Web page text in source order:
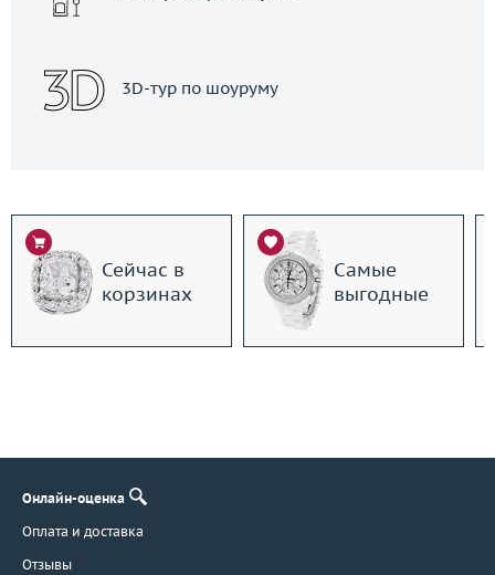
3D-тур по шоуруму
Сейчас в
корзинах
Самые
выгодные
Онлайн-оценка
Оплата и доставка
Отзывы